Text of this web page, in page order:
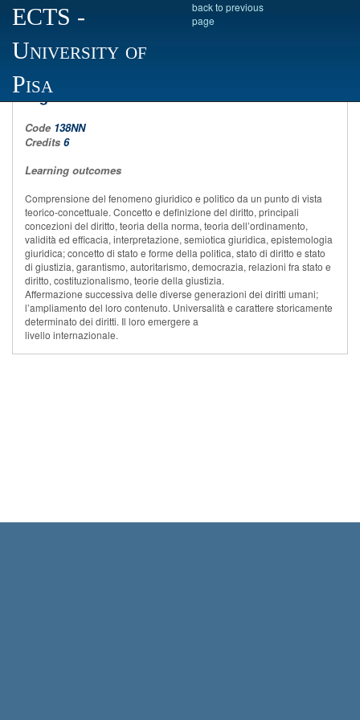
ECTS -
University of
Pisa
back to previous
page
Juridical and political Theories and Human
Rights
Code 138NN
Credits 6
Learning outcomes
Comprensione del fenomeno giuridico e politico da un punto di vista
teorico-concettuale. Concetto e definizione del diritto, principali
concezioni del diritto, teoria della norma, teoria dell’ordinamento,
validità ed efficacia, interpretazione, semiotica giuridica, epistemologia
giuridica; concetto di stato e forme della politica, stato di diritto e stato
di giustizia, garantismo, autoritarismo, democrazia, relazioni fra stato e
diritto, costituzionalismo, teorie della giustizia.
Affermazione successiva delle diverse generazioni dei diritti umani;
l’ampliamento del loro contenuto. Universalità e carattere storicamente
determinato dei diritti. Il loro emergere a
livello internazionale.